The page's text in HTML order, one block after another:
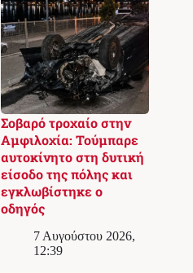
Σοβαρό τροχαίο στην
Αμφιλοχία: Τούμπαρε
αυτοκίνητο στη δυτική
είσοδο της πόλης και
εγκλωβίστηκε ο
οδηγός
7 Αυγούστου 2026,
12:39